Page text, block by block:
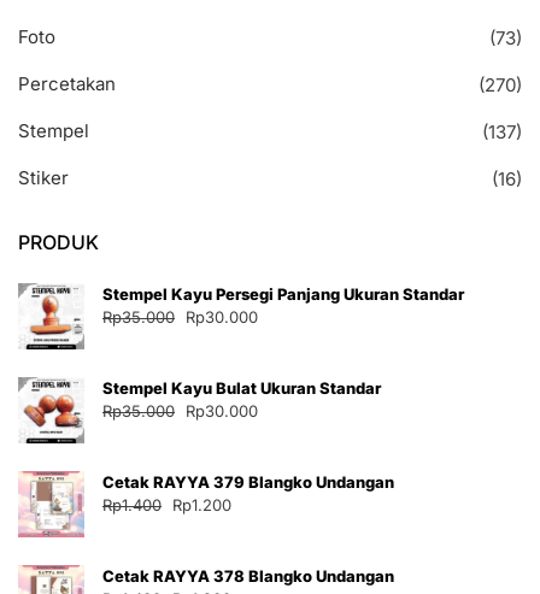
Foto
(73)
Percetakan
(270)
Stempel
(137)
Stiker
(16)
PRODUK
Stempel Kayu Persegi Panjang Ukuran Standar
Rp35.000
Harga
Rp35.000.
Rp30.000
adalah:
Stempel Kayu Bulat Ukuran Standar
Rp35.000
Harga
Rp35.000.
Rp30.000
adalah:
Cetak RAYYA 379 Blangko Undangan
Rp1.400
Harga
Rp1.400.
Rp1.200
adalah:
Cetak RAYYA 378 Blangko Undangan